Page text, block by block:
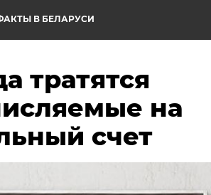
В БЕЛАРУСИ
тратятся
на
счет